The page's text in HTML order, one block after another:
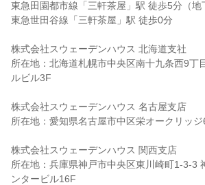
東急田園都市線「三軒茶屋」駅 徒歩5分（地
東急世田谷線「三軒茶屋」駅 徒歩0分
株式会社スウェーデンハウス 北海道支社
所在地：北海道札幌市中央区南十九条西9丁
ルビル3F
株式会社スウェーデンハウス 名古屋支店
所在地：愛知県名古屋市中区栄オークリッ
株式会社スウェーデンハウス 関西支店
所在地：兵庫県神戸市中央区東川崎町1-3-3
ンタービル16F